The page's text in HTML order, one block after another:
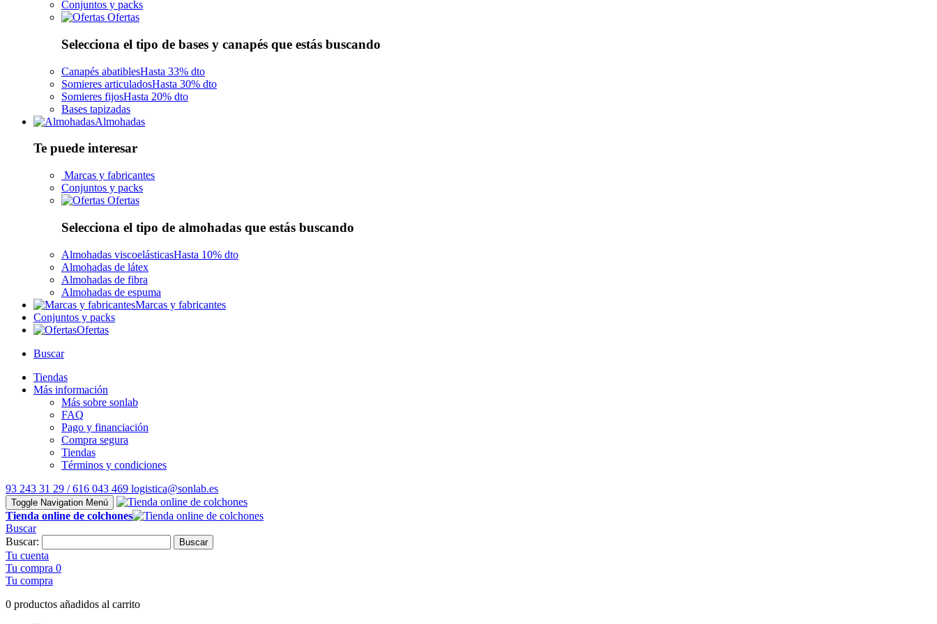
Conjuntos y packs
Ofertas
Selecciona el tipo de bases y canapés que estás buscando
Canapés abatiblesHasta 33% dto
Somieres articuladosHasta 30% dto
Somieres fijosHasta 20% dto
Bases tapizadas
Almohadas
Te puede interesar
Marcas y fabricantes
Conjuntos y packs
Ofertas
Selecciona el tipo de almohadas que estás buscando
Almohadas viscoelásticasHasta 10% dto
Almohadas de látex
Almohadas de fibra
Almohadas de espuma
Marcas y fabricantes
Conjuntos y packs
Ofertas
Buscar
Tiendas
Más información
Más sobre sonlab
FAQ
Pago y financiación
Compra segura
Tiendas
Términos y condiciones
93 243 31 29 / 616 043 469 logistica@sonlab.es
Toggle Navigation Menú
Tienda online de colchones
Buscar
Buscar:
Buscar
Tu cuenta
Tu compra 0
Tu compra
0 productos añadidos al carrito